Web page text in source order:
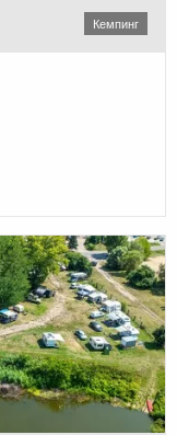
Кемпинг